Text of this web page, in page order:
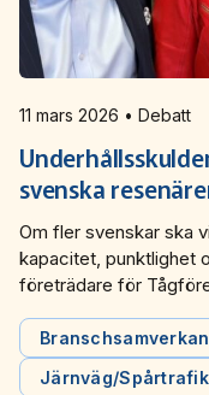
11 mars 2026 • Debatt
svenska
Om fler svenskar ska
kapacitet, punktlighet
företrädare för
Branschsamverkan
Järnväg/Spårtrafik